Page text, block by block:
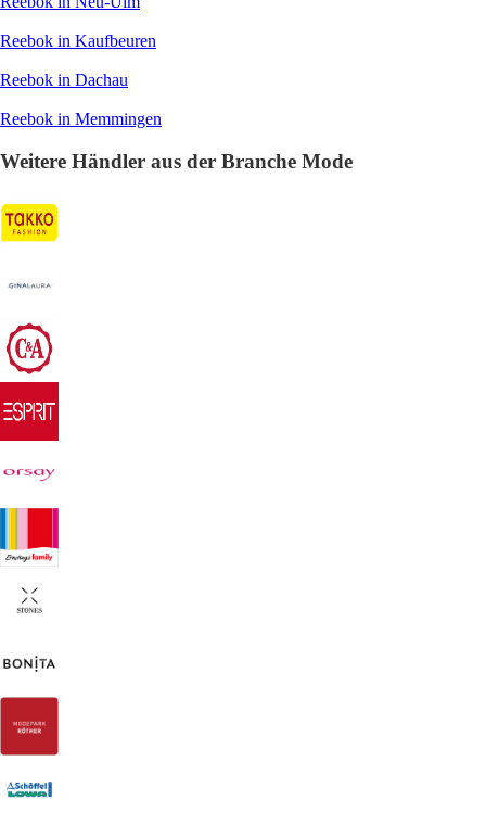
Reebok in Kaufbeuren
Reebok in Dachau
Reebok in Memmingen
Weitere Händler aus der Branche Mode